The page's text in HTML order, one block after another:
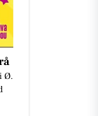
Ø.